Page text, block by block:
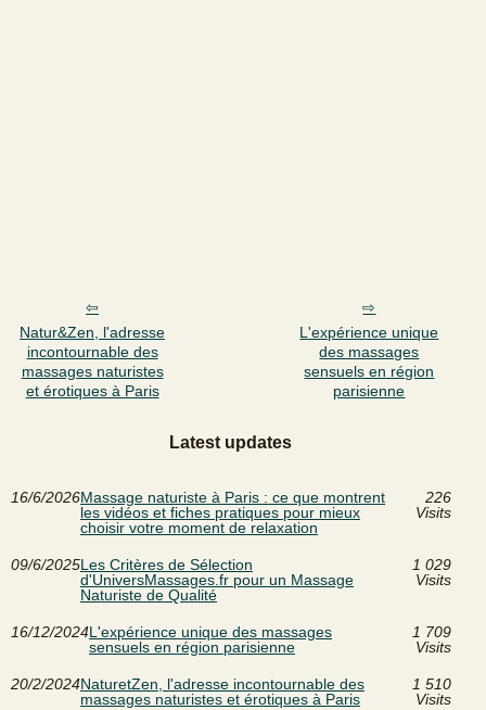
Natur&Zen, l'adresse
incontournable des
massages naturistes
et érotiques à Paris
L'expérience unique
des massages
sensuels en région
parisienne
Latest updates
16/6/2026Massage naturiste à Paris : ce que montrent
les vidéos et fiches pratiques pour mieux
choisir votre moment de relaxation
226
Visits
09/6/2025Les Critères de Sélection
d'UniversMassages.fr pour un Massage
Naturiste de Qualité
1 029
Visits
16/12/2024L'expérience unique des massages
sensuels en région parisienne
1 709
Visits
20/2/2024NaturetZen, l'adresse incontournable des
massages naturistes et érotiques à Paris
1 510
Visits